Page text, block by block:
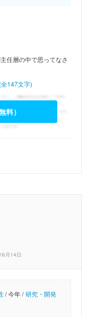
任層の中で思ってなさ
147文字)
料）
6月14日
/今年 / 研究・開発